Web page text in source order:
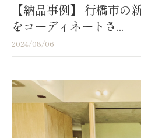
【納品事例】 行橋市の
をコーディネートさ...
2024/08/06